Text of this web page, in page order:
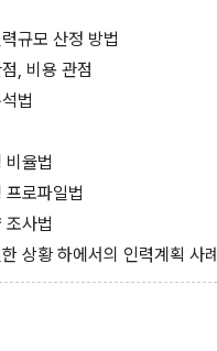
규모 산정 방법
, 비용 관점
법
비율법
프로파일법
조사법
상황 하에서의 인력계획 사례